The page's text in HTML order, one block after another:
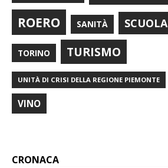
ROERO SANITÀ SCUOLA
TORINO TURISMO
UNITÀ DI CRISI DELLA REGIONE PIEMONTE
VINO
CRONACA